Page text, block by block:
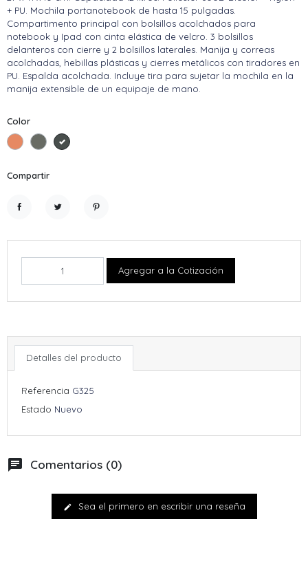
+ PU. Mochila portanotebook de hasta 15 pulgadas.
Compartimento principal con bolsillos acolchados para
notebook y Ipad con cinta elástica de velcro. 3 bolsillos
delanteros con cierre y 2 bolsillos laterales. Manija y correas
acolchadas, hebillas plásticas y cierres metálicos con tiradores en
PU. Espalda acolchada. Incluye tira para sujetar la mochila en la
manija extensible de un equipaje de mano.
Color
Gris + Marrón
Gris Gris+Negro
Compartir
Agregar a la Cotización
Detalles del producto
Referencia G325
Estado Nuevo
chat Comentarios (0)
edit Sea el primero en escribir una reseña